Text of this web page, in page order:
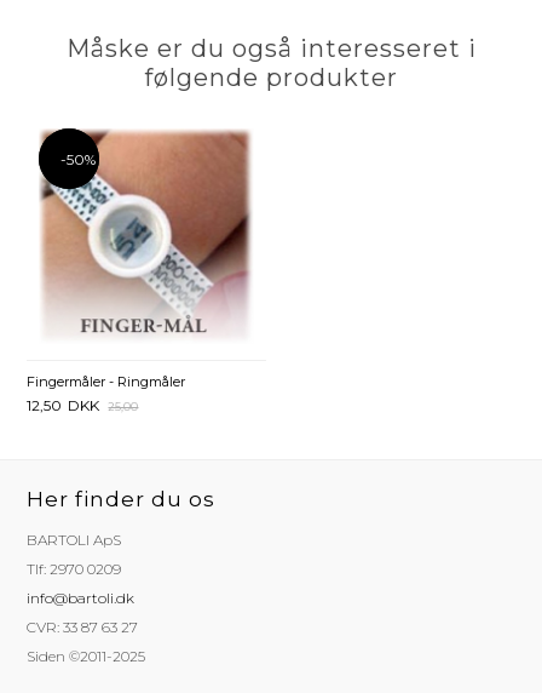
Måske er du også interesseret i
følgende produkter
-50%
-50%
Fingermåler - Ringmåler
12,50 DKK 25,00
Her finder du os
BARTOLI ApS
Tlf: 2970 0209
info@bartoli.dk
CVR: 33 87 63 27
Siden ©2011-2025